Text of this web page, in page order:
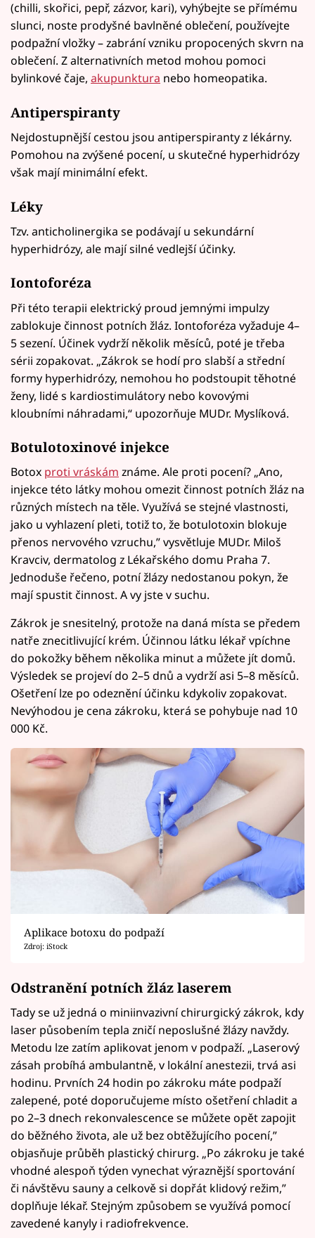
(chilli, skořici, pepř, zázvor, kari), vyhýbejte se přímému
slunci, noste prodyšné bavlněné oblečení, používejte
podpažní vložky – zabrání vzniku propocených skvrn na
oblečení. Z alternativních metod mohou pomoci
bylinkové čaje, akupunktura nebo homeopatika.
Antiperspiranty
Nejdostupnější cestou jsou antiperspiranty z lékárny.
Pomohou na zvýšené pocení, u skutečné hyperhidrózy
však mají minimální efekt.
Léky
Tzv. anticholinergika se podávají u sekundární
hyperhidrózy, ale mají silné vedlejší účinky.
Iontoforéza
Při této terapii elektrický proud jemnými impulzy
zablokuje činnost potních žláz. Iontoforéza vyžaduje 4–
5 sezení. Účinek vydrží několik měsíců, poté je třeba
sérii zopakovat. „Zákrok se hodí pro slabší a střední
formy hyperhidrózy, nemohou ho podstoupit těhotné
ženy, lidé s kardiostimulátory nebo kovovými
kloubními náhradami,“ upozorňuje MUDr. Myslíková.
Botulotoxinové injekce
Botox proti vráskám známe. Ale proti pocení? „Ano,
injekce této látky mohou omezit činnost potních žláz na
různých místech na těle. Využívá se stejné vlastnosti,
jako u vyhlazení pleti, totiž to, že botulotoxin blokuje
přenos nervového vzruchu,” vysvětluje MUDr. Miloš
Kravciv, dermatolog z Lékařského domu Praha 7.
Jednoduše řečeno, potní žlázy nedostanou pokyn, že
mají spustit činnost. A vy jste v suchu.
Zákrok je snesitelný, protože na daná místa se předem
natře znecitlivující krém. Účinnou látku lékař vpíchne
do pokožky během několika minut a můžete jít domů.
Výsledek se projeví do 2–5 dnů a vydrží asi 5–8 měsíců.
Ošetření lze po odeznění účinku kdykoliv zopakovat.
Nevýhodou je cena zákroku, která se pohybuje nad 10
000 Kč.
Aplikace botoxu do podpaží
Zdroj: iStock
Odstranění potních žláz laserem
Tady se už jedná o miniinvazivní chirurgický zákrok, kdy
laser působením tepla zničí neposlušné žlázy navždy.
Metodu lze zatím aplikovat jenom v podpaží. „Laserový
zásah probíhá ambulantně, v lokální anestezii, trvá asi
hodinu. Prvních 24 hodin po zákroku máte podpaží
zalepené, poté doporučujeme místo ošetření chladit a
po 2–3 dnech rekonvalescence se můžete opět zapojit
do běžného života, ale už bez obtěžujícího pocení,”
objasňuje průběh plastický chirurg. „Po zákroku je také
vhodné alespoň týden vynechat výraznější sportování
či návštěvu sauny a celkově si dopřát klidový režim,”
doplňuje lékař. Stejným způsobem se využívá pomocí
zavedené kanyly i radiofrekvence.